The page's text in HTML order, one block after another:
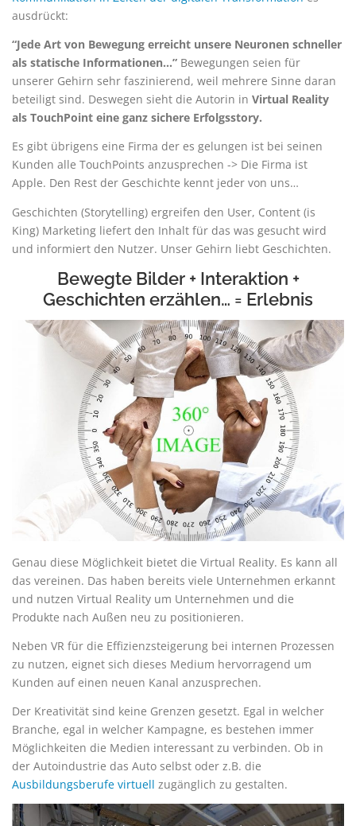
ausdrückt:
“Jede Art von Bewegung erreicht unsere Neuronen schneller
als statische Informationen…” Bewegungen seien für
unserer Gehirn sehr faszinierend, weil mehrere Sinne daran
beteiligt sind. Deswegen sieht die Autorin in Virtual Reality
als TouchPoint eine ganz sichere Erfolgsstory.
Es gibt übrigens eine Firma der es gelungen ist bei seinen
Kunden alle TouchPoints anzusprechen -> Die Firma ist
Apple. Den Rest der Geschichte kennt jeder von uns…
Geschichten (Storytelling) ergreifen den User, Content (is
King) Marketing liefert den Inhalt für das was gesucht wird
und informiert den Nutzer. Unser Gehirn liebt Geschichten.
Bewegte Bilder + Interaktion +
Geschichten erzählen… = Erlebnis
Genau diese Möglichkeit bietet die Virtual Reality. Es kann all
das vereinen. Das haben bereits viele Unternehmen erkannt
und nutzen Virtual Reality um Unternehmen und die
Produkte nach Außen neu zu positionieren.
Neben VR für die Effizienzsteigerung bei internen Prozessen
zu nutzen, eignet sich dieses Medium hervorragend um
Kunden auf einen neuen Kanal anzusprechen.
Der Kreativität sind keine Grenzen gesetzt. Egal in welcher
Branche, egal in welcher Kampagne, es bestehen immer
Möglichkeiten die Medien interessant zu verbinden. Ob in
der Autoindustrie das Auto selbst oder z.B. die
Ausbildungsberufe virtuell zugänglich zu gestalten.